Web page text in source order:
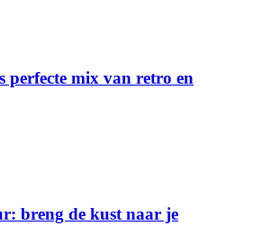
perfecte mix van retro en
breng de kust naar je